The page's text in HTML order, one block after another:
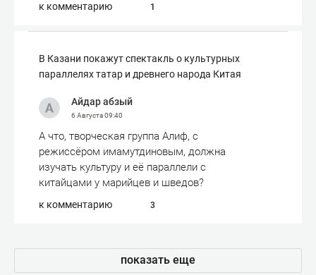
к комментарию 1
В Казани покажут спектакль о культурных
параллелях татар и древнего народа Китая
Айдар абзый
6 Августа09:40
А что, творческая группа Алиф, с
режиссёром имамутдиновым, должна
изучать культуру и её параллели с
китайцами у марийцев и шведов?
к комментарию 3
показать еще